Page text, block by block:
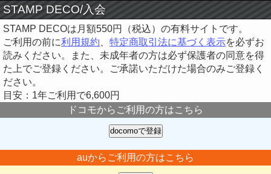
STAMP DECO/入会
STAMP DECOは月額550円（税込）の有料サイトです。
ご利用の前に利用規約 特定商取引法に基づく表示を必ずお
読みください。また、未成年者の方は必ず保護者の同意を得
た上でご登録ください。ご承諾いただけた場合のみご登録く
ださい。
目安：1年ご利用で6,600円
ドコモからご利用の方はこちら
auからご利用の方はこちら